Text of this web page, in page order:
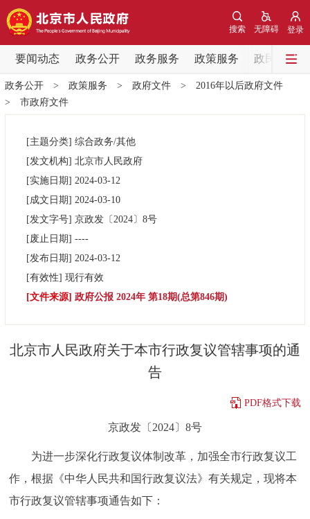
登录
无障碍
搜索
要闻动态 政务公开 政务服务 政策服务 政民互动
要闻动态
党中央精神 国务院信息 中央部委动态
各区热点
市领导
决策公开 专题公开
部门服务
中介服务 阳光政务
政务公开> 政策服务 > 政府文件> 2016年以后政府文件
> 市政府文件
[主题分类] 综合政务/其他
[发文机构] 北京市人民政府
[实施日期] 2024-03-12
[成文日期] 2024-03-10
[发文字号] 京政发〔2024〕 8号
[废止日期] ----
[发布日期] 2024-03-12
[有效性] 现行有效
[文件来源] 政府公报 2024年 第18期(总第846期)
北京市人民政府关于本市行政复议管辖事项的通
告
PDF格式下载
京政发〔2024〕8号
为进一步深化行政复议体制改革，加强全市行政复议工
作，根据《中华人民共和国行政复议法》有关规定，现将本
市行政复议管辖事项通告如下：